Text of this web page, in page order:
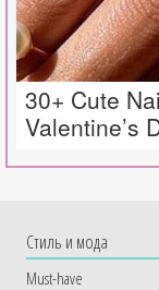
30+ Cute
Valentine’s
Cтиль и мода
Must-have